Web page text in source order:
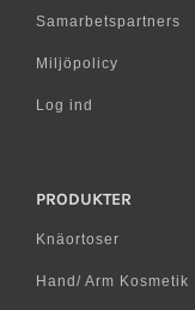
Samarbetspartners
Miljöpolicy
Log ind
PRODUKTER
Knäortoser
Hand/ Arm Kosmetik